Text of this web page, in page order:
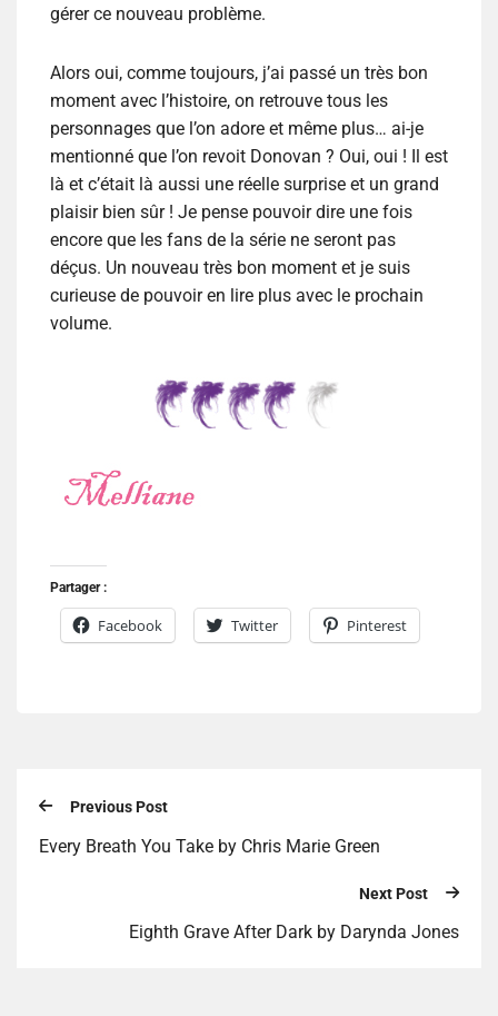
gérer ce nouveau problème.
Alors oui, comme toujours, j’ai passé un très bon
moment avec l’histoire, on retrouve tous les
personnages que l’on adore et même plus… ai-je
mentionné que l’on revoit Donovan ? Oui, oui ! Il est
là et c’était là aussi une réelle surprise et un grand
plaisir bien sûr ! Je pense pouvoir dire une fois
encore que les fans de la série ne seront pas
déçus. Un nouveau très bon moment et je suis
curieuse de pouvoir en lire plus avec le prochain
volume.
Partager :
Facebook Twitter Pinterest
Previous Post
Every Breath You Take by Chris Marie Green
Next Post
Eighth Grave After Dark by Darynda Jones